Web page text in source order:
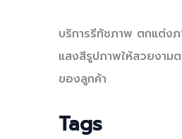
r
บริการรีทัชภาพ ตกแต่ง
แสงสีรูปภาพให้สวยงาม
ของลูกค้า
Tags